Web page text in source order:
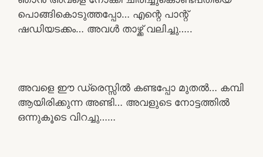
പൊങ്ങികൊടുത്തപ്പോ… എന്റെ പാന്റ്
ഷഡിയടക്കം… അവൾ താഴ്ക്ക് വലിച്ചു…..
അവളെ ഈ ഡ്രെസ്സിൽ കണ്ടപ്പോ മുതൽ… കമ്പി
ആയിരിക്കുന്ന അണ്ടി… അവളുടെ നോട്ടത്തിൽ
ഒന്നുകൂടെ വിറച്ചു……